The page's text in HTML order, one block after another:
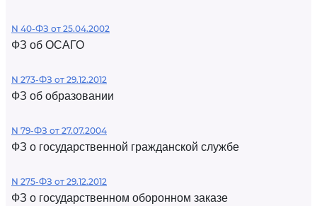
N 40-ФЗ от 25.04.2002
ФЗ об ОСАГО
N 273-ФЗ от 29.12.2012
ФЗ об образовании
N 79-ФЗ от 27.07.2004
ФЗ о государственной гражданской службе
N 275-ФЗ от 29.12.2012
ФЗ о государственном оборонном заказе